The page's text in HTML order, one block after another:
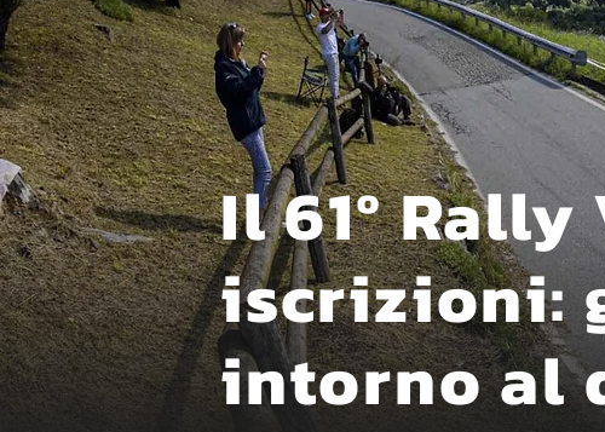
Il 61º
iscrizioni:
intorno al